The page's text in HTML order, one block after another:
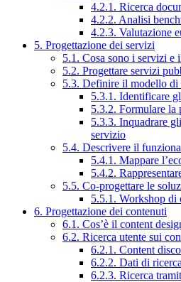
4.2.1. Ricerca
4.2.2. Analisi
4.2.3. Valutazione
5. Progettazione dei servizi
5.1. Cosa sono i servizi e
5.2. Progettare servizi
5.3. Definire il modello di
5.3.1. Identificare
5.3.2. Formulare la
5.3.3. Inquadrare
servizio
5.4. Descrivere il
5.4.1. Mappare
5.4.2.
5.5. Co-progettare le
5.5.1. Workshop di
6. Progettazione dei contenuti
6.1. Cos’è il content
6.2. Ricerca utente sui
6.2.1. Content
6.2.2. Dati di
6.2.3. Ricerca